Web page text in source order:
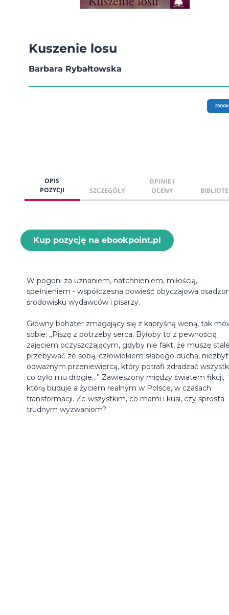
Kuszenie losu
Barbara Rybałtowska
EBOOK
OPIS
POZYCJI
SZCZEGÓŁY
OPINIE I
OCENY
Kup pozycję na ebookpoint.pl
W pogoni za uznaniem, natchnieniem, miłością,
spełnieniem - współczesna powieść obyczajowa
środowisku wydawców i pisarzy.
Główny bohater zmagający się z kapryśną weną, tak
sobie: „Piszę z potrzeby serca. Byłoby to z pewnością
zajęciem oczyszczającym, gdyby nie fakt, że muszę
przebywać ze sobą, człowiekiem słabego ducha, niezbyt
odważnym przeniewiercą, który potrafi zdradzać
co było mu drogie...” Zawieszony między światem fikcji,
którą buduje a życiem realnym w Polsce, w czasach
transformacji. Ze wszystkim, co mami i kusi, czy sprosta
trudnym wyzwaniom?